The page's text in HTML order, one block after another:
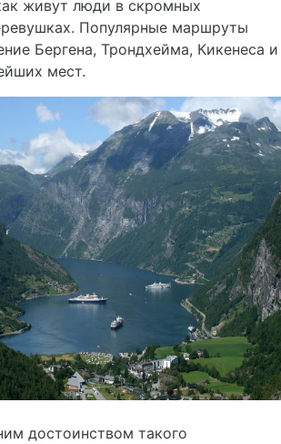
живут люди в скромных
Популярные маршруты
Бергена, Трондхейма, Кикенеса и
мест.
достоинством такого